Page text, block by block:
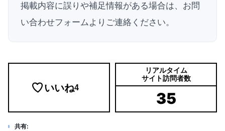
掲載内容に誤りや補足情報がある場合は、お問
い合わせフォームよりご連絡ください。
いいね4
リアルタイム
サイト訪問者数
35
共有: